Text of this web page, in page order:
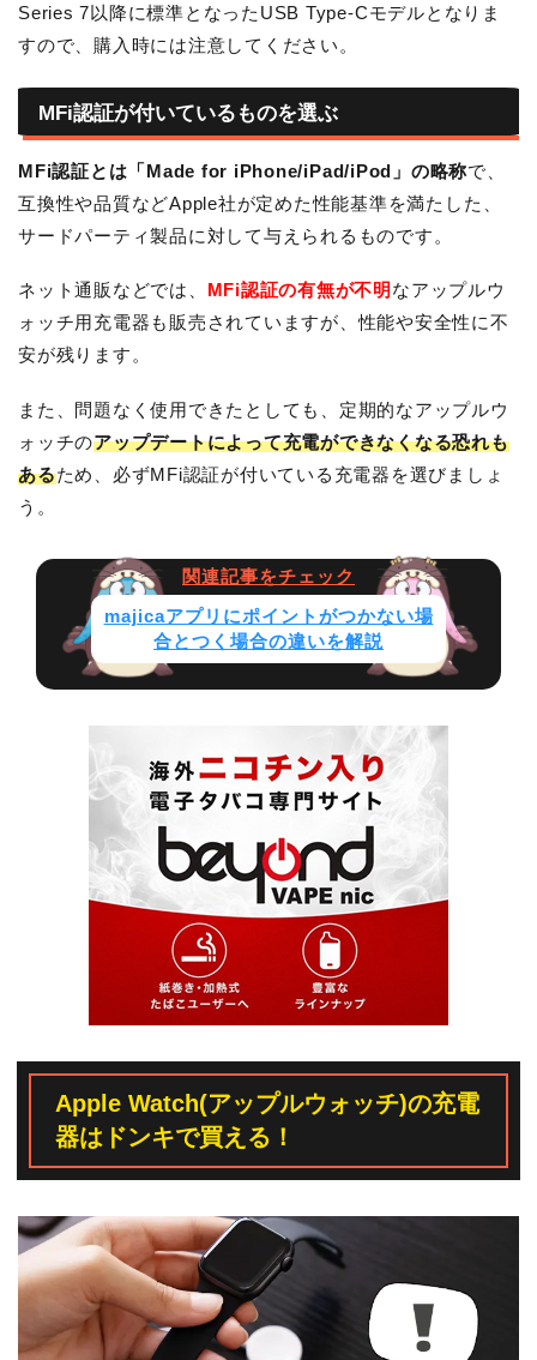
Series 7以降に標準となったUSB Type-Cモデルとなりま
すので、購入時には注意してください。
MFi認証が付いているものを選ぶ
MFi認証とは「Made for iPhone/iPad/iPod」の略称で、
互換性や品質などApple社が定めた性能基準を満たした、
サードパーティ製品に対して与えられるものです。
ネット通販などでは、 MFi認証の有無が不明 なアップルウ
ォッチ用充電器も販売されていますが、性能や安全性に不
安が残ります。
また、問題なく使用できたとしても、定期的なアップルウ
ォッチのアップデートによって充電ができなくなる恐れも
あるため、必ずMFi認証が付いている充電器を選びましょ
う。
majicaアプリにポイントがつかない場
合とつく場合の違いを解説
Apple Watch(アップルウォッチ)の充電
器はドンキで買える！